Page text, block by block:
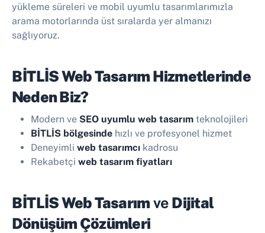
yükleme süreleri ve mobil uyumlu tasarımlarımızla
arama motorlarında üst sıralarda yer almanızı
sağlıyoruz.
BİTLİS Web Tasarım Hizmetlerinde
Neden Biz?
Modern ve SEO uyumlu web tasarım teknolojileri
BİTLİS bölgesinde hızlı ve profesyonel hizmet
Deneyimli web tasarımcı kadrosu
Rekabetçi web tasarım fiyatları
BİTLİS Web Tasarımve Dijital
Dönüşüm Çözümleri